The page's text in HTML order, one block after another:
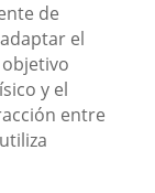
de
el
y el
entre